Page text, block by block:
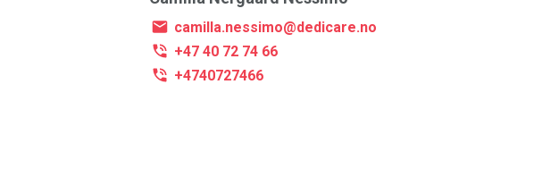
camilla.nessimo@dedicare.no
+47 40 72 74 66
+4740727466